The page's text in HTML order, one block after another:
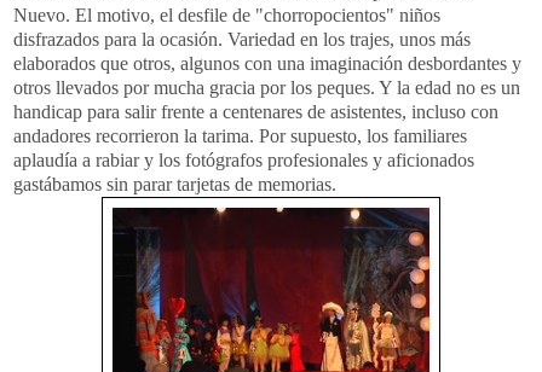
Nuevo. El motivo, el desfile de "chorropocientos" niños
disfrazados para la ocasión. Variedad en los trajes, unos más
elaborados que otros, algunos con una imaginación desbordantes y
otros llevados por mucha gracia por los peques. Y la edad no es un
handicap para salir frente a centenares de asistentes, incluso con
andadores recorrieron la tarima. Por supuesto, los familiares
aplaudía a rabiar y los fotógrafos profesionales y aficionados
gastábamos sin parar tarjetas de memorias.